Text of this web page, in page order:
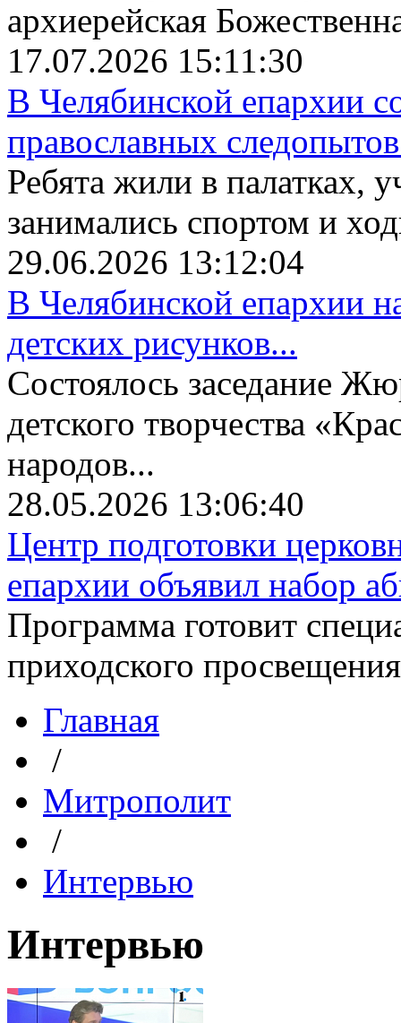
архиерейская
17.07.2026 15:11:30
В Челябинской епархии
православных
Ребята жили в палатках,
занимались спортом и
29.06.2026 13:12:04
В Челябинской епархии
детских рисунков...
Состоялось заседание
детского творчества
народов...
28.05.2026 13:06:40
Центр подготовки
епархии объявил набор
Программа готовит
приходского
Главная
/
Митрополит
/
Интервью
Интервью